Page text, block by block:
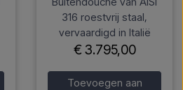
316 roestvrij staal,
vervaardigd in Italië
€ 3.795,00
Toevoegen aan